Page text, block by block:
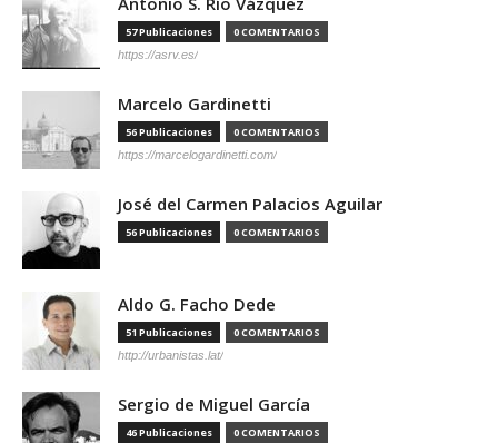
57 Publicaciones 0 COMENTARIOS
https://asrv.es/
Marcelo Gardinetti
56 Publicaciones 0 COMENTARIOS
https://marcelogardinetti.com/
José del Carmen Palacios Aguilar
56 Publicaciones 0 COMENTARIOS
Aldo G. Facho Dede
51 Publicaciones 0 COMENTARIOS
http://urbanistas.lat/
Sergio de Miguel García
46 Publicaciones 0 COMENTARIOS